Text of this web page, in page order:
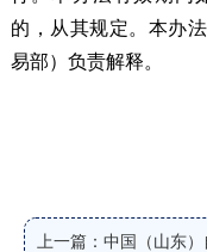
的，从其规定。本办
易部）负责解释。
上一篇：中国（山东